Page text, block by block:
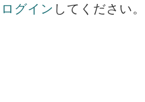
ログイン してください。